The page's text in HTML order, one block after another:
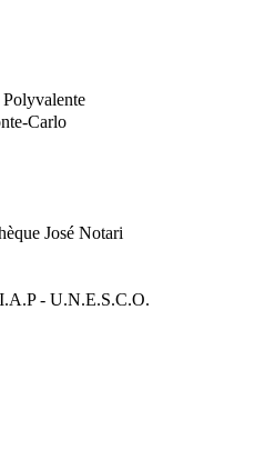
Carlo
José Notari
- U.N.E.S.C.O.